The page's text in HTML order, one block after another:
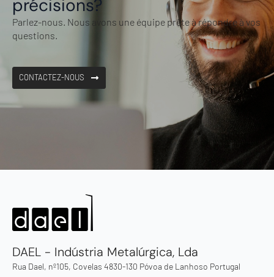
précisions?
Parlez-nous. Nous avons une équipe prête à répondre à vos
questions.
CONTACTEZ-NOUS
DAEL - Indústria Metalúrgica, Lda
Rua Dael, nº105, Covelas 4830-130 Póvoa de Lanhoso Portugal